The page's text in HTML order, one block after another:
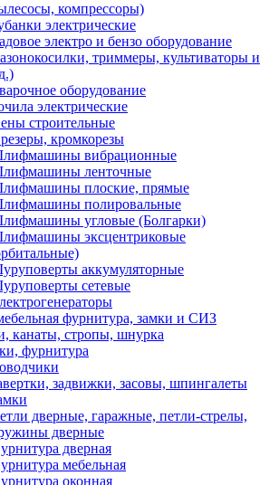
компрессоры)
электрические
электро и бензо оборудование
триммеры, культиваторы и
оборудование
электрические
строительные
кромкорезы
вибрационные
ленточные
плоские, прямые
полировальные
угловые (Болгарки)
эксцентриковые
аккумуляторные
сетевые
фурнитура, замки и СИЗ
канаты, стропы, шнурка
фурнитура
задвижки, засовы, шпингалеты
дверные, гаражные, петли-стрелы,
дверные
дверная
мебельная
оконная